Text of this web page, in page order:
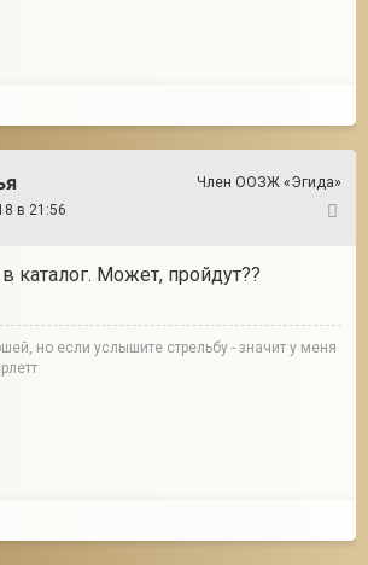
Член ООЗЖ «Эгида»
в 21:56
каталог. Может, пройдут??
но если услышите стрельбу - значит у меня